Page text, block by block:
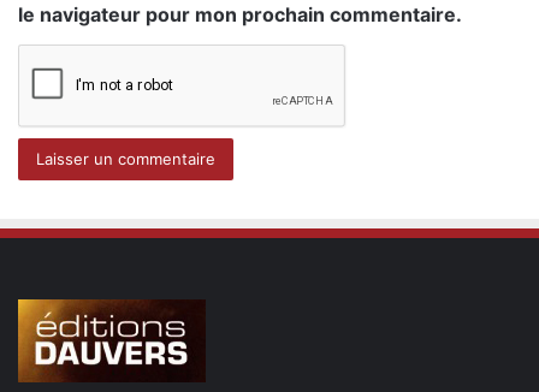
le navigateur pour mon prochain commentaire.